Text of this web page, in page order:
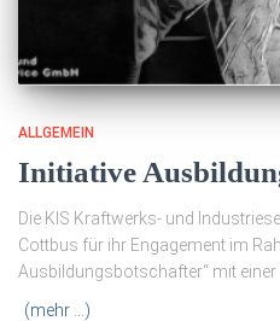
ALLGEMEIN
Initiative
Die KIS Kraftwerks- und
Cottbus für ihr Engagement im
Ausbildungsbotschafter“ mit einer
(mehr …)